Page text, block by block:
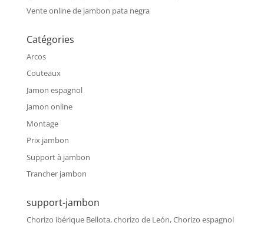
Vente online de jambon pata negra
Catégories
Arcos
Couteaux
Jamon espagnol
Jamon online
Montage
Prix jambon
Support à jambon
Trancher jambon
support-jambon
Chorizo ibérique Bellota, chorizo de León, Chorizo espagnol